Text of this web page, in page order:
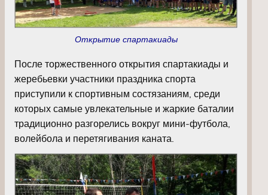
Открытие спартакиады
После торжественного открытия спартакиады и
жеребьевки участники праздника спорта
приступили к спортивным состязаниям, среди
которых самые увлекательные и жаркие баталии
традиционно разгорелись вокруг мини-футбола,
волейбола и перетягивания каната.